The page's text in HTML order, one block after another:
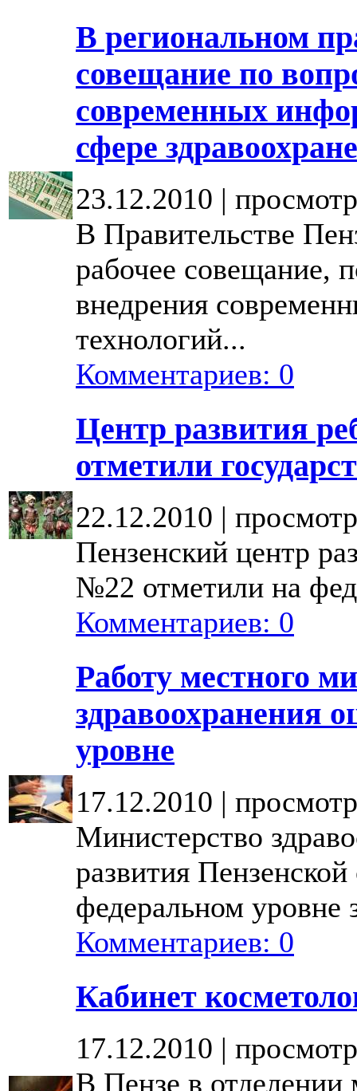
В региональном
совещание по
современных
сфере
23.12.2010 |
В Правительстве
рабочее совещание,
внедрения
технологий...
Комментариев: 0
Центр развития
отметили
22.12.2010 |
Пензенский центр
№22 отметили на
Комментариев: 0
Работу местного
здравоохранения
уровне
17.12.2010 |
Министерство
развития
федеральном уровне
Комментариев: 0
Кабинет
17.12.2010 |
В Пензе в